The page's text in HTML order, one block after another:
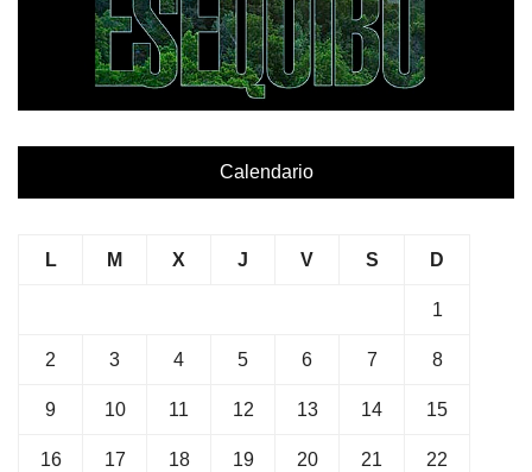
Calendario
L M X J V S D
1
2 3 4 5 6 7 8
9 10 11 12 13 14 15
16 17 18 19 20 21 22